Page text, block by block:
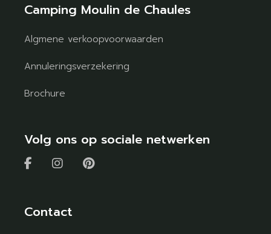
Camping Moulin de Chaules
Algmene verkoopvoorwaarden
Annuleringsverzekering
Brochure
Volg ons op sociale netwerken
Contact